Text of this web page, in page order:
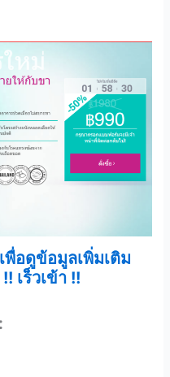
พื่อดูข้อมูลเพิ่มเติม
เร็วเข้า !!